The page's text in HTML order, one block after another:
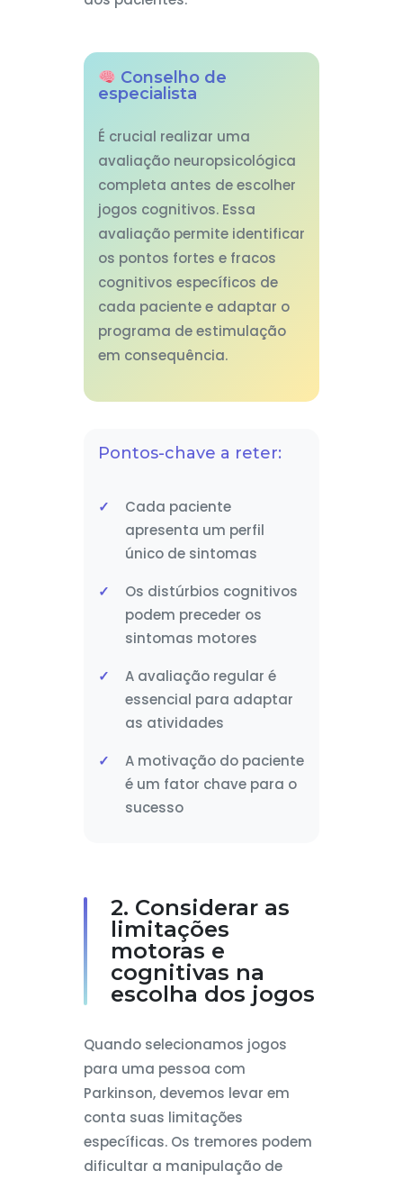
Conselho de
especialista
É crucial realizar uma
avaliação neuropsicológica
completa antes de escolher
jogos cognitivos. Essa
avaliação permite identificar
os pontos fortes e fracos
cognitivos específicos de
cada paciente e adaptar o
programa de estimulação
em consequência.
Pontos-chave a reter:
Cada paciente
apresenta um perfil
único de sintomas
Os distúrbios cognitivos
podem preceder os
sintomas motores
A avaliação regular é
essencial para adaptar
as atividades
A motivação do paciente
é um fator chave para o
sucesso
2. Considerar as
limitações
motoras e
cognitivas na
escolha dos jogos
Quando selecionamos jogos
para uma pessoa com
Parkinson, devemos levar em
conta suas limitações
específicas. Os tremores podem
dificultar a manipulação de